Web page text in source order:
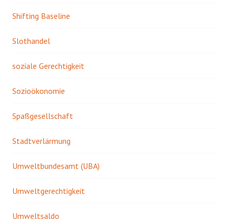
Shifting Baseline
Slothandel
soziale Gerechtigkeit
Sozioökonomie
Spaßgesellschaft
Stadtverlärmung
Umweltbundesamt (UBA)
Umweltgerechtigkeit
Umweltsaldo